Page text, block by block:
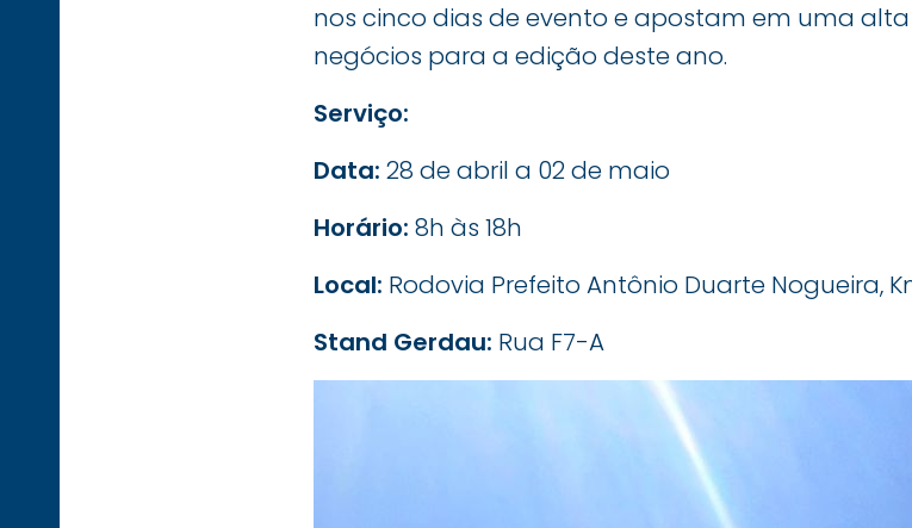
nos cinco dias de evento e apostam em uma alta
negócios para a edição deste ano.
Serviço:
Data: 28 de abril a 02 de maio
Horário: 8h às 18h
Local: Rodovia Prefeito Antônio Duarte Nogueira,
Stand Gerdau: Rua F7-A